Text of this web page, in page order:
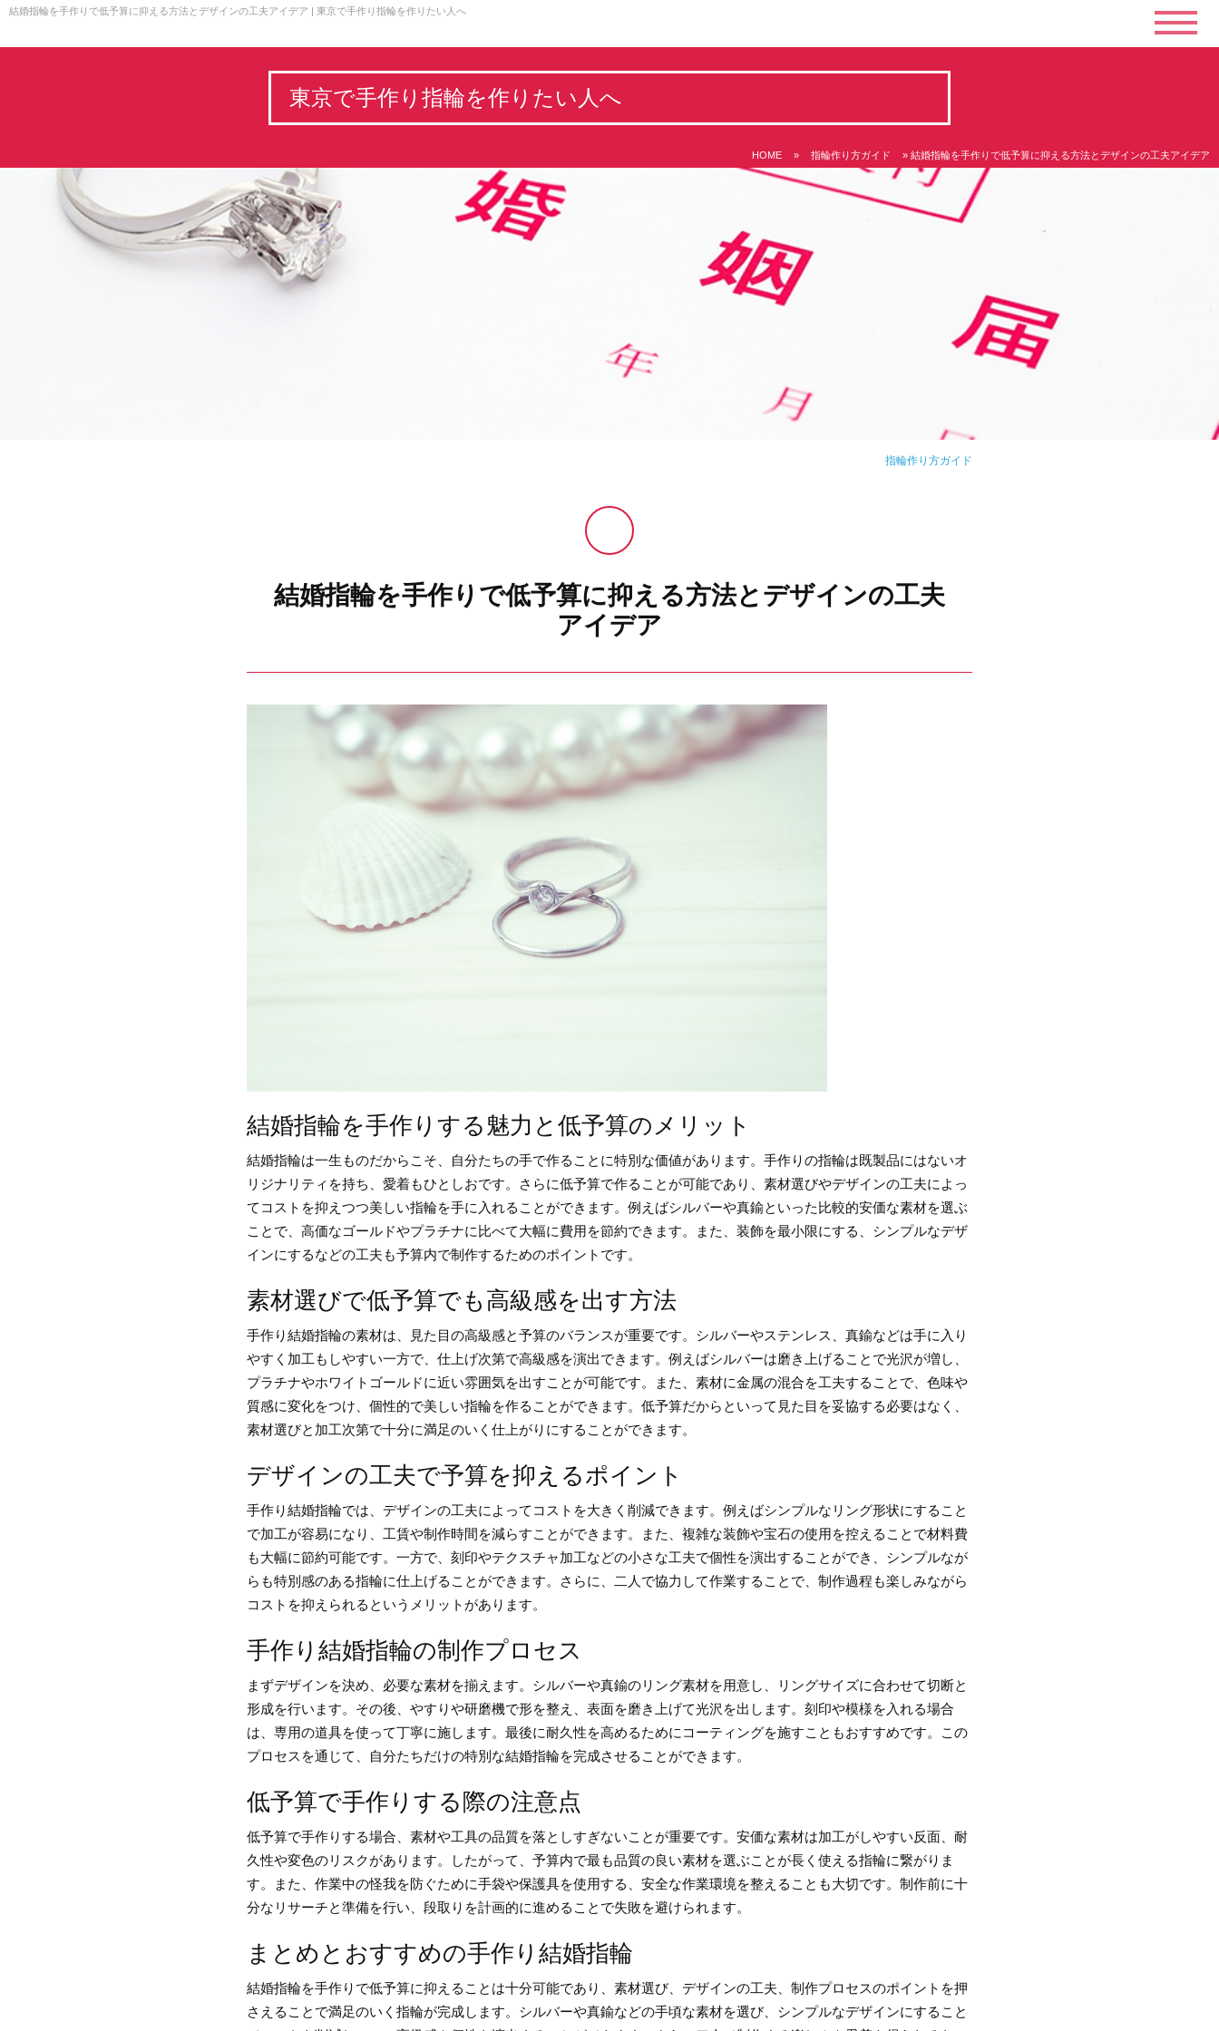
結婚指輪を手作りで低予算に抑える方法とデザインの工夫アイデア | 東京で手作り指輪を作りたい人へ
東京で手作り指輪を作りたい人へ
HOME » 指輪作り方ガイド » 結婚指輪を手作りで低予算に抑える方法とデザインの工夫アイデア
指輪作り方ガイド
結婚指輪を手作りで低予算に抑える方法とデザインの工夫
アイデア
結婚指輪を手作りする魅力と低予算のメリット
結婚指輪は一生ものだからこそ、自分たちの手で作ることに特別な価値があります。手作りの指輪は既製品にはないオ
リジナリティを持ち、愛着もひとしおです。さらに低予算で作ることが可能であり、素材選びやデザインの工夫によっ
てコストを抑えつつ美しい指輪を手に入れることができます。例えばシルバーや真鍮といった比較的安価な素材を選ぶ
ことで、高価なゴールドやプラチナに比べて大幅に費用を節約できます。また、装飾を最小限にする、シンプルなデザ
インにするなどの工夫も予算内で制作するためのポイントです。
素材選びで低予算でも高級感を出す方法
手作り結婚指輪の素材は、見た目の高級感と予算のバランスが重要です。シルバーやステンレス、真鍮などは手に入り
やすく加工もしやすい一方で、仕上げ次第で高級感を演出できます。例えばシルバーは磨き上げることで光沢が増し、
プラチナやホワイトゴールドに近い雰囲気を出すことが可能です。また、素材に金属の混合を工夫することで、色味や
質感に変化をつけ、個性的で美しい指輪を作ることができます。低予算だからといって見た目を妥協する必要はなく、
素材選びと加工次第で十分に満足のいく仕上がりにすることができます。
デザインの工夫で予算を抑えるポイント
手作り結婚指輪では、デザインの工夫によってコストを大きく削減できます。例えばシンプルなリング形状にすること
で加工が容易になり、工賃や制作時間を減らすことができます。また、複雑な装飾や宝石の使用を控えることで材料費
も大幅に節約可能です。一方で、刻印やテクスチャ加工などの小さな工夫で個性を演出することができ、シンプルなが
らも特別感のある指輪に仕上げることができます。さらに、二人で協力して作業することで、制作過程も楽しみながら
コストを抑えられるというメリットがあります。
手作り結婚指輪の制作プロセス
まずデザインを決め、必要な素材を揃えます。シルバーや真鍮のリング素材を用意し、リングサイズに合わせて切断と
形成を行います。その後、やすりや研磨機で形を整え、表面を磨き上げて光沢を出します。刻印や模様を入れる場合
は、専用の道具を使って丁寧に施します。最後に耐久性を高めるためにコーティングを施すこともおすすめです。この
プロセスを通じて、自分たちだけの特別な結婚指輪を完成させることができます。
低予算で手作りする際の注意点
低予算で手作りする場合、素材や工具の品質を落としすぎないことが重要です。安価な素材は加工がしやすい反面、耐
久性や変色のリスクがあります。したがって、予算内で最も品質の良い素材を選ぶことが長く使える指輪に繋がりま
す。また、作業中の怪我を防ぐために手袋や保護具を使用する、安全な作業環境を整えることも大切です。制作前に十
分なリサーチと準備を行い、段取りを計画的に進めることで失敗を避けられます。
まとめとおすすめの手作り結婚指輪
結婚指輪を手作りで低予算に抑えることは十分可能であり、素材選び、デザインの工夫、制作プロセスのポイントを押
さえることで満足のいく指輪が完成します。シルバーや真鍮などの手頃な素材を選び、シンプルなデザインにすること